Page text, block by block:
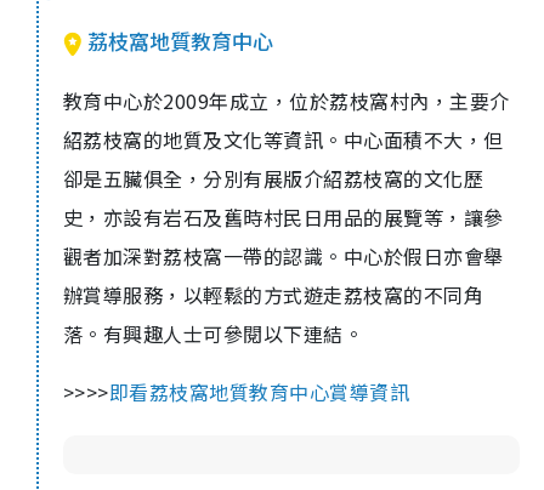
荔枝窩地質教育中心
教育中心於2009年成立，位於荔枝窩村內，主要介
紹荔枝窩的地質及文化等資訊。中心面積不大，但
卻是五臟俱全，分別有展版介紹荔枝窩的文化歷
史，亦設有岩石及舊時村民日用品的展覽等，讓參
觀者加深對荔枝窩一帶的認識。中心於假日亦會舉
辦賞導服務，以輕鬆的方式遊走荔枝窩的不同角
落。有興趣人士可參閱以下連結。
>>>>即看荔枝窩地質教育中心賞導資訊